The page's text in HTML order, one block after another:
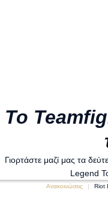
Το
Γιορτάστε μαζί μας τα
Legend
Ανακοινώσεις Riot